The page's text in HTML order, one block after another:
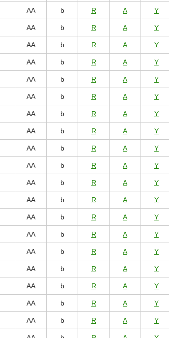
AA b R A Y
AA b R A Y
AA b R A Y
AA b R A Y
AA b R A Y
AA b R A Y
AA b R A Y
AA b R A Y
AA b R A Y
AA b R A Y
AA b R A Y
AA b R A Y
AA b R A Y
AA b R A Y
AA b R A Y
AA b R A Y
AA b R A Y
AA b R A Y
AA b R A Y